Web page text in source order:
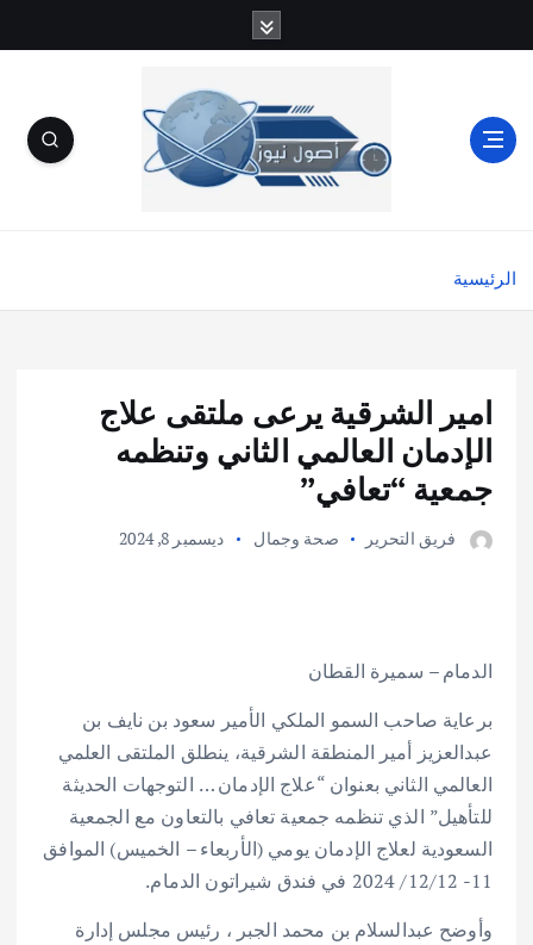
ل
الرئيسية
امير الشرقية يرعى ملتقى علاج
الإدمان العالمي الثاني وتنظمه
جمعية “تعافي”
فريق التحرير صحة وجمال ديسمبر 8, 2024
الدمام – سميرة القطان
برعاية صاحب السمو الملكي الأمير سعود بن نايف بن
عبدالعزيز أمير المنطقة الشرقية، ينطلق الملتقى العلمي
العالمي الثاني بعنوان “علاج الإدمان … التوجهات الحديثة
للتأهيل” الذي تنظمه جمعية تعافي بالتعاون مع الجمعية
السعودية لعلاج الإدمان يومي (الأربعاء – الخميس) الموافق
11- 12/12/ 2024 في فندق شيراتون الدمام.
وأوضح عبدالسلام بن محمد الجبر ، رئيس مجلس إدارة